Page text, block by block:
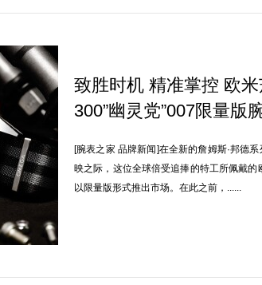
致胜时机 精准掌控 欧
300”幽灵党”007限量版
[腕表之家 品牌新闻]在全新的詹姆斯·邦德
映之际，这位全球倍受追捧的特工所佩戴的
以限量版形式推出市场。在此之前，......